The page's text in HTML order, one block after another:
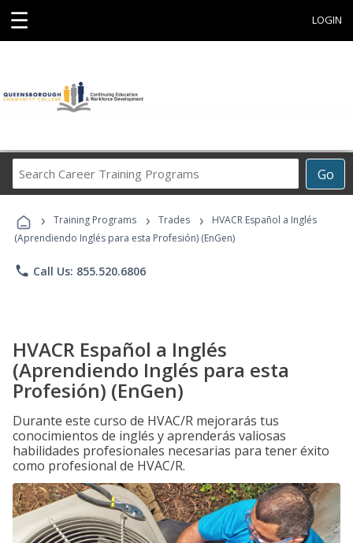
☰ LOGIN
Go
Career
Programs
› Training Programs › Trades ›
HVACR Español a Inglés
(Aprendiendo Inglés para esta Profesión) (EnGen)
phone Call Us: 855.520.6806
HVACR Español a Inglés
(Aprendiendo Inglés para esta
Profesión) (EnGen)
Durante este curso de HVAC/R mejorarás tus
conocimientos de inglés y aprenderás valiosas
habilidades profesionales necesarias para tener éxito
como profesional de HVAC/R.